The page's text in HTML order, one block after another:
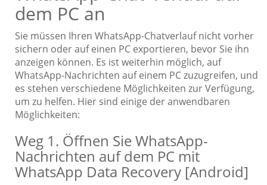
dem PC an
Sie müssen Ihren WhatsApp-Chatverlauf nicht vorher
sichern oder auf einen PC exportieren, bevor Sie ihn
anzeigen können. Es ist weiterhin möglich, auf
WhatsApp-Nachrichten auf einem PC zuzugreifen, und
es stehen verschiedene Möglichkeiten zur Verfügung,
um zu helfen. Hier sind einige der anwendbaren
Möglichkeiten:
Weg 1. Öffnen Sie WhatsApp-
Nachrichten auf dem PC mit
WhatsApp Data Recovery [Android]